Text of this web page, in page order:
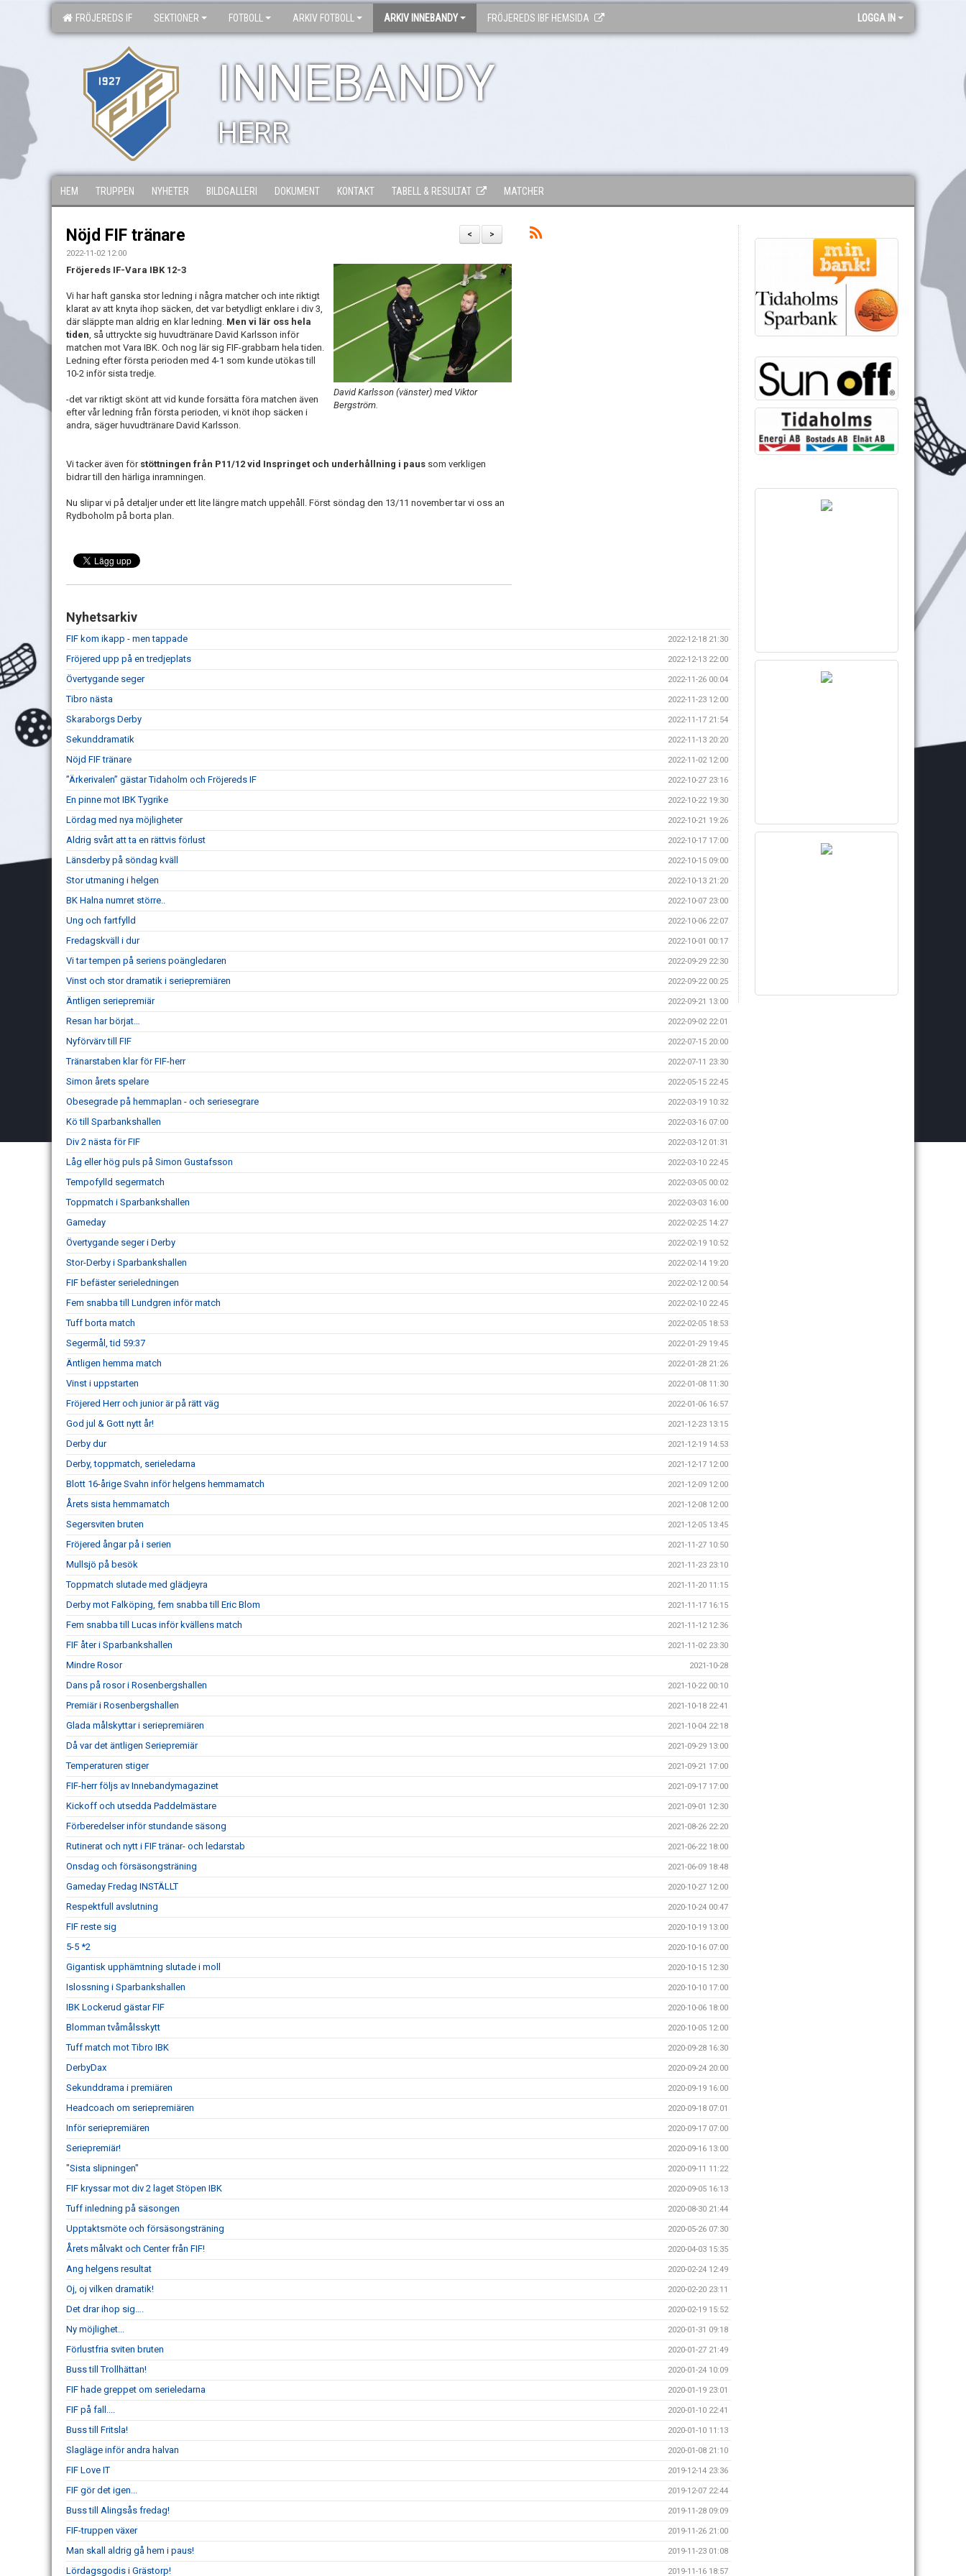
FRÖJEREDS IF SEKTIONER FOTBOLL ARKIV FOTBOLL ARKIV INNEBANDY FRÖJEREDS IBF HEMSIDA LOGGA IN
INNEBANDY
HERR
HEM TRUPPEN NYHETER BILDGALLERI DOKUMENT KONTAKT TABELL & RESULTAT MATCHER
>
<
Nöjd FIF tränare
2022-11-02 12:00
David Karlsson (vänster) med Viktor
Bergström.
Fröjereds IF-Vara IBK 12-3
Vi har haft ganska stor ledning i några matcher och inte riktigt
klarat av att knyta ihop säcken, det var betydligt enklare i div 3,
där släppte man aldrig en klar ledning. Men vi lär oss hela
tiden, så uttryckte sig huvudtränare David Karlsson inför
matchen mot Vara IBK. Och nog lär sig FIF-grabbarn hela tiden.
Ledning efter första perioden med 4-1 som kunde utökas till
10-2 inför sista tredje.
-det var riktigt skönt att vid kunde forsätta föra matchen även
efter vår ledning från första perioden, vi knöt ihop säcken i
andra, säger huvudtränare David Karlsson.
Vi tacker även för stöttningen från P11/12 vid Inspringet och underhållning i paus som verkligen
bidrar till den härliga inramningen.
Nu slipar vi på detaljer under ett lite längre match uppehåll. Först söndag den 13/11 november tar vi oss an
Rydboholm på borta plan.
Nyhetsarkiv
FIF kom ikapp - men tappade 2022-12-18 21:30
Fröjered upp på en tredjeplats 2022-12-13 22:00
Övertygande seger 2022-11-26 00:04
Tibro nästa 2022-11-23 12:00
Skaraborgs Derby 2022-11-17 21:54
Sekunddramatik 2022-11-13 20:20
Nöjd FIF tränare 2022-11-02 12:00
”Ärkerivalen” gästar Tidaholm och Fröjereds IF 2022-10-27 23:16
En pinne mot IBK Tygrike 2022-10-22 19:30
Lördag med nya möjligheter 2022-10-21 19:26
Aldrig svårt att ta en rättvis förlust 2022-10-17 17:00
Länsderby på söndag kväll 2022-10-15 09:00
Stor utmaning i helgen 2022-10-13 21:20
BK Halna numret större.. 2022-10-07 23:00
Ung och fartfylld 2022-10-06 22:07
Fredagskväll i dur 2022-10-01 00:17
Vi tar tempen på seriens poängledaren 2022-09-29 22:30
Vinst och stor dramatik i seriepremiären 2022-09-22 00:25
Äntligen seriepremiär 2022-09-21 13:00
Resan har börjat… 2022-09-02 22:01
Nyförvärv till FIF 2022-07-15 20:00
Tränarstaben klar för FIF-herr 2022-07-11 23:30
Simon årets spelare 2022-05-15 22:45
Obesegrade på hemmaplan - och seriesegrare 2022-03-19 10:32
Kö till Sparbankshallen 2022-03-16 07:00
Div 2 nästa för FIF 2022-03-12 01:31
Låg eller hög puls på Simon Gustafsson 2022-03-10 22:45
Tempofylld segermatch 2022-03-05 00:02
Toppmatch i Sparbankshallen 2022-03-03 16:00
Gameday 2022-02-25 14:27
Övertygande seger i Derby 2022-02-19 10:52
Stor-Derby i Sparbankshallen 2022-02-14 19:20
FIF befäster serieledningen 2022-02-12 00:54
Fem snabba till Lundgren inför match 2022-02-10 22:45
Tuff borta match 2022-02-05 18:53
Segermål, tid 59:37 2022-01-29 19:45
Äntligen hemma match 2022-01-28 21:26
Vinst i uppstarten 2022-01-08 11:30
Fröjered Herr och junior är på rätt väg 2022-01-06 16:57
God jul & Gott nytt år! 2021-12-23 13:15
Derby dur 2021-12-19 14:53
Derby, toppmatch, serieledarna 2021-12-17 12:00
Blott 16-årige Svahn inför helgens hemmamatch 2021-12-09 12:00
Årets sista hemmamatch 2021-12-08 12:00
Segersviten bruten 2021-12-05 13:45
Fröjered ångar på i serien 2021-11-27 10:50
Mullsjö på besök 2021-11-23 23:10
Toppmatch slutade med glädjeyra 2021-11-20 11:15
Derby mot Falköping, fem snabba till Eric Blom 2021-11-17 16:15
Fem snabba till Lucas inför kvällens match 2021-11-12 12:36
FIF åter i Sparbankshallen 2021-11-02 23:30
Mindre Rosor 2021-10-28
Dans på rosor i Rosenbergshallen 2021-10-22 00:10
Premiär i Rosenbergshallen 2021-10-18 22:41
Glada målskyttar i seriepremiären 2021-10-04 22:18
Då var det äntligen Seriepremiär 2021-09-29 13:00
Temperaturen stiger 2021-09-21 17:00
FIF-herr följs av Innebandymagazinet 2021-09-17 17:00
Kickoff och utsedda Paddelmästare 2021-09-01 12:30
Förberedelser inför stundande säsong 2021-08-26 22:20
Rutinerat och nytt i FIF tränar- och ledarstab 2021-06-22 18:00
Onsdag och försäsongsträning 2021-06-09 18:48
Gameday Fredag INSTÄLLT 2020-10-27 12:00
Respektfull avslutning 2020-10-24 00:47
FIF reste sig 2020-10-19 13:00
5-5 *2 2020-10-16 07:00
Gigantisk upphämtning slutade i moll 2020-10-15 12:30
Islossning i Sparbankshallen 2020-10-10 17:00
IBK Lockerud gästar FIF 2020-10-06 18:00
Blomman tvåmålsskytt 2020-10-05 12:00
Tuff match mot Tibro IBK 2020-09-28 16:30
DerbyDax 2020-09-24 20:00
Sekunddrama i premiären 2020-09-19 16:00
Headcoach om seriepremiären 2020-09-18 07:01
Inför seriepremiären 2020-09-17 07:00
Seriepremiär! 2020-09-16 13:00
"Sista slipningen" 2020-09-11 11:22
FIF kryssar mot div 2 laget Stöpen IBK 2020-09-05 16:13
Tuff inledning på säsongen 2020-08-30 21:44
Upptaktsmöte och försäsongsträning 2020-05-26 07:30
Årets målvakt och Center från FIF! 2020-04-03 15:35
Ang helgens resultat 2020-02-24 12:49
Oj, oj vilken dramatik! 2020-02-20 23:11
Det drar ihop sig…. 2020-02-19 15:52
Ny möjlighet... 2020-01-31 09:18
Förlustfria sviten bruten 2020-01-27 21:49
Buss till Trollhättan! 2020-01-24 10:09
FIF hade greppet om serieledarna 2020-01-19 23:01
FIF på fall.... 2020-01-10 22:41
Buss till Fritsla! 2020-01-10 11:13
Slagläge inför andra halvan 2020-01-08 21:10
FIF Love IT 2019-12-14 23:36
FIF gör det igen... 2019-12-07 22:44
Buss till Alingsås fredag! 2019-11-28 09:09
FIF-truppen växer 2019-11-26 21:00
Man skall aldrig gå hem i paus! 2019-11-23 01:08
Lördagsgodis i Grästorp! 2019-11-16 18:57